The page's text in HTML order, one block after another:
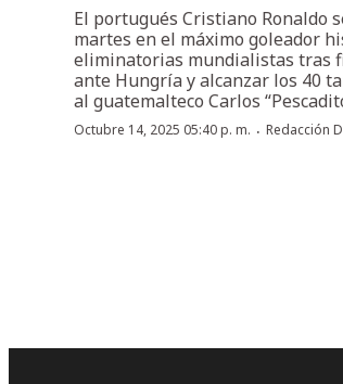
El portugués Cristiano Ronaldo
martes en el máximo goleador
eliminatorias mundialistas tras
ante Hungría y alcanzar los 40
al guatemalteco Carlos
Octubre 14, 2025 05:40 p. m. · Redacción